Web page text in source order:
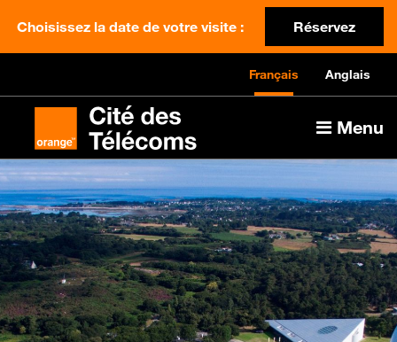
Choisissez la date de votre visite : Réservez
Français Anglais
Menu